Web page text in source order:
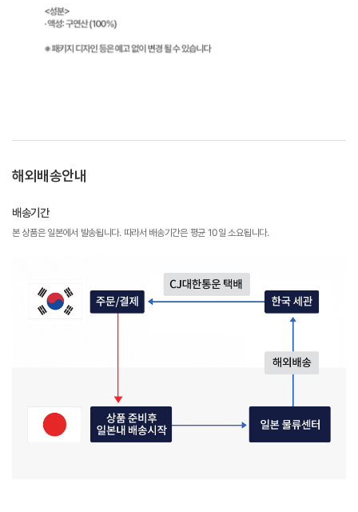
해외배송안내
배송기간
본 상품은 일본에서 발송됩니다. 따라서 배송기간은 평균 10일 소요됩니다.